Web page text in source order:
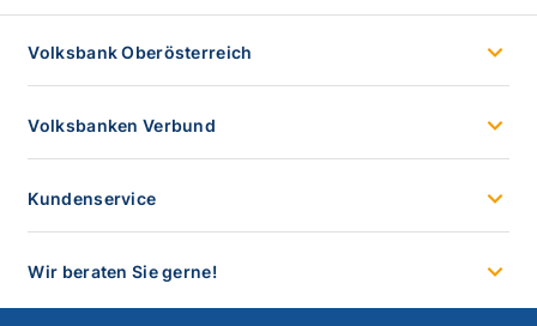
Volksbank Oberösterreich
Volksbanken Verbund
Kundenservice
Wir beraten Sie gerne!